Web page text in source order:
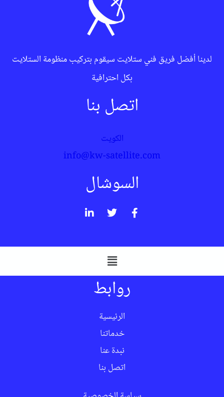
لدينا أفضل فريق فني ستلايت سيقوم بتركيب منظومة الستلايت
بكل احترافية
اتصل بنا
الكويت
info@kw-satellite.com
السوشال
روابط
الرئيسية
خدماتنا
نبدة عنا
اتصل بنا